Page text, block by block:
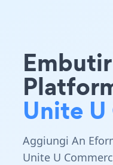
Unite
Aggiungi An
Unite U